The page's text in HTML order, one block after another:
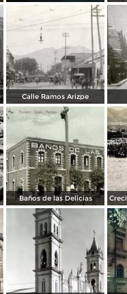
Calle Ramos Arizpe
Baños de las Delicias